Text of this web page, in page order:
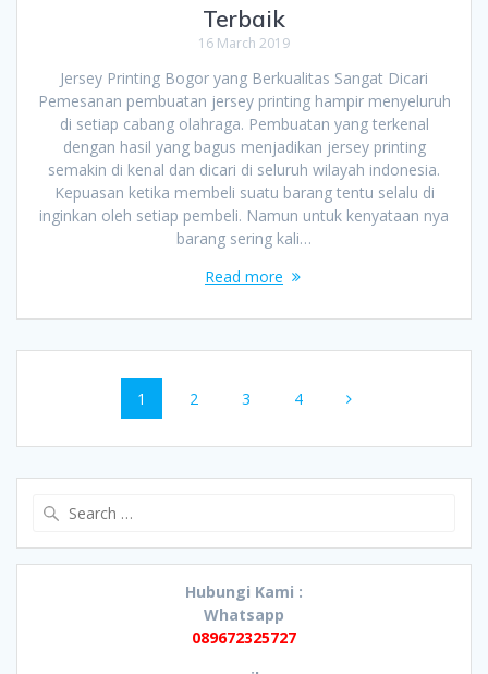
Terbaik
16 March 2019
Jersey Printing Bogor yang Berkualitas Sangat Dicari
Pemesanan pembuatan jersey printing hampir menyeluruh
di setiap cabang olahraga. Pembuatan yang terkenal
dengan hasil yang bagus menjadikan jersey printing
semakin di kenal dan dicari di seluruh wilayah indonesia.
Kepuasan ketika membeli suatu barang tentu selalu di
inginkan oleh setiap pembeli. Namun untuk kenyataan nya
barang sering kali…
Read more
navigation
Page
1 Page
2 Page
3 Page
4
Hubungi Kami :
Whatsapp
089672325727